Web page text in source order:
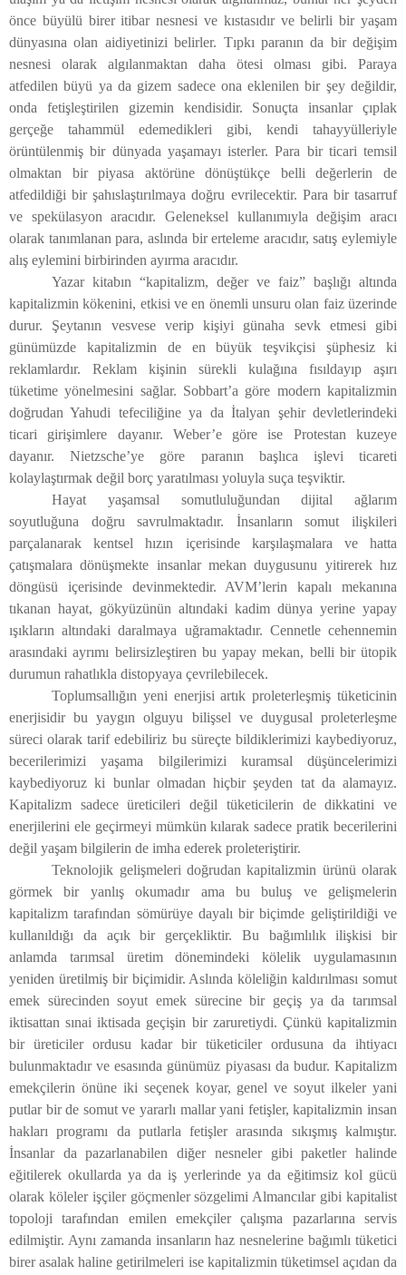
önce büyülü birer itibar nesnesi ve kıstasıdır ve belirli bir yaşam
dünyasına olan aidiyetinizi belirler. Tıpkı paranın da bir değişim
nesnesi olarak algılanmaktan daha ötesi olması gibi. Paraya
atfedilen büyü ya da gizem sadece ona eklenilen bir şey değildir,
onda fetişleştirilen gizemin kendisidir. Sonuçta insanlar çıplak
gerçeğe tahammül edemedikleri gibi, kendi tahayyülleriyle
örüntülenmiş bir dünyada yaşamayı isterler. Para bir ticari temsil
olmaktan bir piyasa aktörüne dönüştükçe belli değerlerin de
atfedildiği bir şahıslaştırılmaya doğru evrilecektir. Para bir tasarruf
ve spekülasyon aracıdır. Geleneksel kullanımıyla değişim aracı
olarak tanımlanan para, aslında bir erteleme aracıdır, satış eylemiyle
alış eylemini birbirinden ayırma aracıdır.
Yazar kitabın “kapitalizm, değer ve faiz” başlığı altında
kapitalizmin kökenini, etkisi ve en önemli unsuru olan faiz üzerinde
durur. Şeytanın vesvese verip kişiyi günaha sevk etmesi gibi
günümüzde kapitalizmin de en büyük teşvikçisi şüphesiz ki
reklamlardır. Reklam kişinin sürekli kulağına fısıldayıp aşırı
tüketime yönelmesini sağlar. Sobbart’a göre modern kapitalizmin
doğrudan Yahudi tefeciliğine ya da İtalyan şehir devletlerindeki
ticari girişimlere dayanır. Weber’e göre ise Protestan kuzeye
dayanır. Nietzsche’ye göre paranın başlıca işlevi ticareti
kolaylaştırmak değil borç yaratılması yoluyla suça teşviktir.
Hayat yaşamsal somutluluğundan dijital ağlarım
soyutluğuna doğru savrulmaktadır. İnsanların somut ilişkileri
parçalanarak kentsel hızın içerisinde karşılaşmalara ve hatta
çatışmalara dönüşmekte insanlar mekan duygusunu yitirerek hız
döngüsü içerisinde devinmektedir. AVM’lerin kapalı mekanına
tıkanan hayat, gökyüzünün altındaki kadim dünya yerine yapay
ışıkların altındaki daralmaya uğramaktadır. Cennetle cehennemin
arasındaki ayrımı belirsizleştiren bu yapay mekan, belli bir ütopik
durumun rahatlıkla distopyaya çevrilebilecek.
Toplumsallığın yeni enerjisi artık proleterleşmiş tüketicinin
enerjisidir bu yaygın olguyu bilişsel ve duygusal proleterleşme
süreci olarak tarif edebiliriz bu süreçte bildiklerimizi kaybediyoruz,
becerilerimizi yaşama bilgilerimizi kuramsal düşüncelerimizi
kaybediyoruz ki bunlar olmadan hiçbir şeyden tat da alamayız.
Kapitalizm sadece üreticileri değil tüketicilerin de dikkatini ve
enerjilerini ele geçirmeyi mümkün kılarak sadece pratik becerilerini
değil yaşam bilgilerin de imha ederek proleteriştirir.
Teknolojik gelişmeleri doğrudan kapitalizmin ürünü olarak
görmek bir yanlış okumadır ama bu buluş ve gelişmelerin
kapitalizm tarafından sömürüye dayalı bir biçimde geliştirildiği ve
kullanıldığı da açık bir gerçekliktir. Bu bağımlılık ilişkisi bir
anlamda tarımsal üretim dönemindeki kölelik uygulamasının
yeniden üretilmiş bir biçimidir. Aslında köleliğin kaldırılması somut
emek sürecinden soyut emek sürecine bir geçiş ya da tarımsal
iktisattan sınai iktisada geçişin bir zaruretiydi. Çünkü kapitalizmin
bir üreticiler ordusu kadar bir tüketiciler ordusuna da ihtiyacı
bulunmaktadır ve esasında günümüz piyasası da budur. Kapitalizm
emekçilerin önüne iki seçenek koyar, genel ve soyut ilkeler yani
putlar bir de somut ve yararlı mallar yani fetişler, kapitalizmin insan
hakları programı da putlarla fetişler arasında sıkışmış kalmıştır.
İnsanlar da pazarlanabilen diğer nesneler gibi paketler halinde
eğitilerek okullarda ya da iş yerlerinde ya da eğitimsiz kol gücü
olarak köleler işçiler göçmenler sözgelimi Almancılar gibi kapitalist
topoloji tarafından emilen emekçiler çalışma pazarlarına servis
edilmiştir. Aynı zamanda insanların haz nesnelerine bağımlı tüketici
birer asalak haline getirilmeleri ise kapitalizmin tüketimsel açıdan da